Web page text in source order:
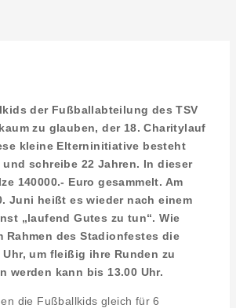
der Fußballabteilung des TSV
zu glauben, der 18. Charitylauf
kleine Elterninitiative besteht
schreibe 22 Jahren. In dieser
140000.- Euro gesammelt. Am
Juni heißt es wieder nach einem
„laufend Gutes zu tun“. Wie
Rahmen des Stadionfestes die
Uhr, um fleißig ihre Runden zu
werden kann bis 13.00 Uhr.
die Fußballkids gleich für 6